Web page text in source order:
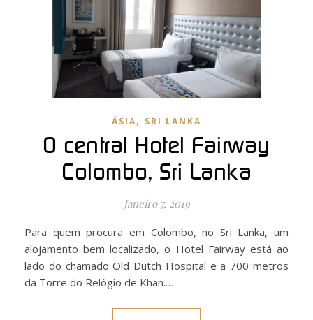
ÁSIA, SRI LANKA
O central Hotel Fairway
Colombo, Sri Lanka
Janeiro 7, 2019
Para quem procura em Colombo, no Sri Lanka, um
alojamento bem localizado, o Hotel Fairway está ao
lado do chamado Old Dutch Hospital e a 700 metros
da Torre do Relógio de Khan.…